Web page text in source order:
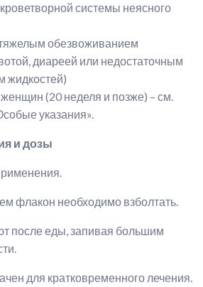
системы неясного
обезвоживанием
диареей или недостаточным
жидкостей)
(20 неделя и позже) – см.
указания».
и дозы
флакон необходимо взболтать.
после еды, запивая большим
для кратковременного лечения.